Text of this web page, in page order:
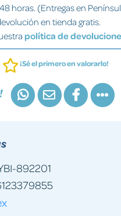
horas. (Entregas en
en tienda gratis.
política de
¡Sé el primero en valorarlo!
892201